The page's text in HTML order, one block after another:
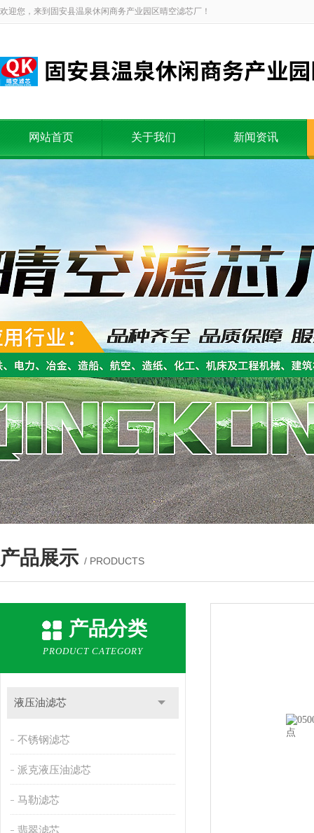
欢迎您，来到固安县温泉休闲商务产业园区晴空滤芯厂！
网站首页 关于我们 新闻资讯
产品展示 / PRODUCTS
产品分类
PRODUCT CATEGORY
液压油滤芯
不锈钢滤芯
派克液压油滤芯
马勒滤芯
翡翠滤芯